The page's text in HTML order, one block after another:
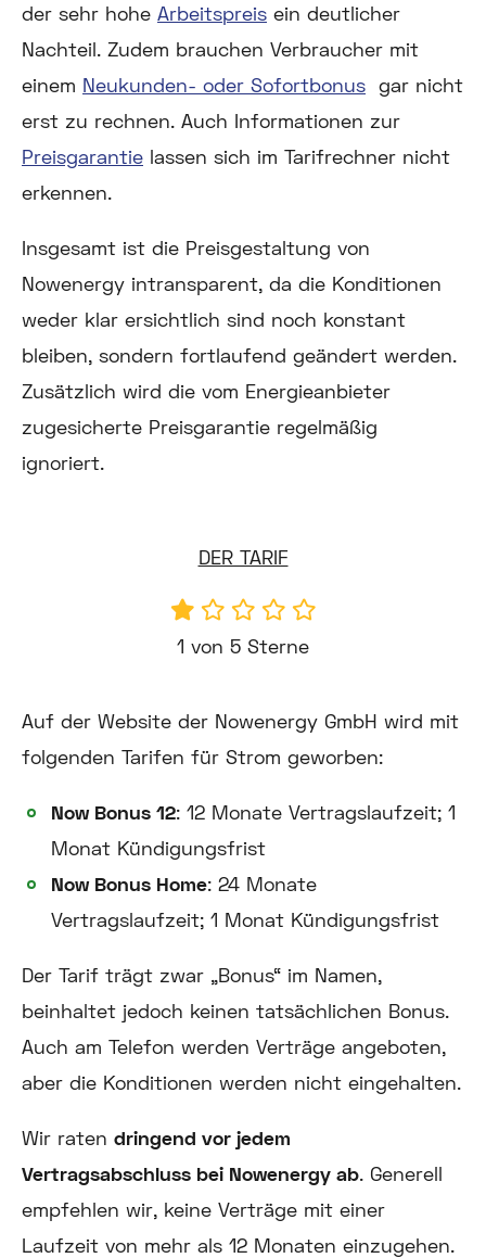
der sehr hohe Arbeitspreis ein deutlicher
Nachteil. Zudem brauchen Verbraucher mit
einem Neukunden- oder Sofortbonus gar nicht
erst zu rechnen. Auch Informationen zur
Preisgarantie lassen sich im Tarifrechner nicht
erkennen.
Insgesamt ist die Preisgestaltung von
Nowenergy intransparent, da die Konditionen
weder klar ersichtlich sind noch konstant
bleiben, sondern fortlaufend geändert werden.
Zusätzlich wird die vom Energieanbieter
zugesicherte Preisgarantie regelmäßig
ignoriert.
DER TARIF
1 von 5 Sterne
Auf der Website der Nowenergy GmbH wird mit
folgenden Tarifen für Strom geworben:
Now Bonus 12: 12 Monate Vertragslaufzeit; 1
Monat Kündigungsfrist
Now Bonus Home: 24 Monate
Vertragslaufzeit; 1 Monat Kündigungsfrist
Der Tarif trägt zwar „Bonus“ im Namen,
beinhaltet jedoch keinen tatsächlichen Bonus.
Auch am Telefon werden Verträge angeboten,
aber die Konditionen werden nicht eingehalten.
Wir raten dringend vor jedem
Vertragsabschluss bei Nowenergy ab. Generell
empfehlen wir, keine Verträge mit einer
Laufzeit von mehr als 12 Monaten einzugehen.